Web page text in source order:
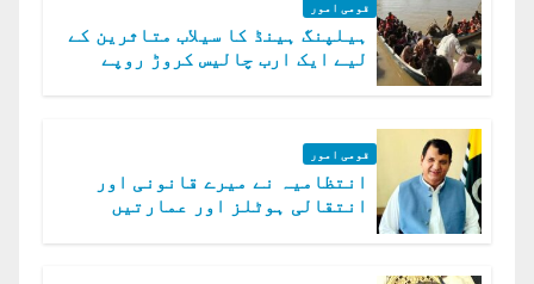
قومی امور
ہیلپنگ ہینڈ کا سیلاب متاثرین کے
لیے ایک ارب چالیس کروڑ روپے
قومی امور
انتظامیہ نے میرے قانونی اور
انتقالی ہوٹلز اور عمارتیں